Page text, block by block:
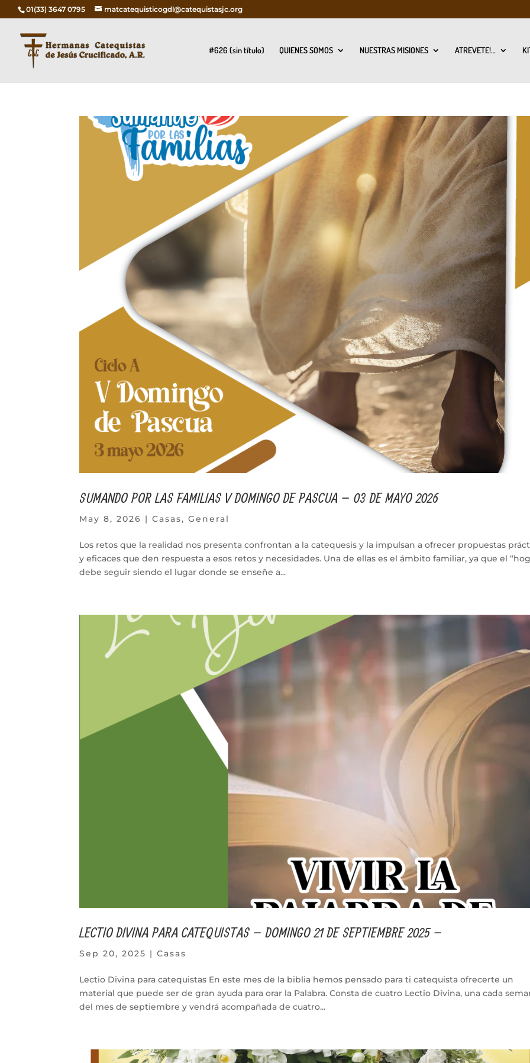
01(33) 3647 0795 matcatequisticogdl@catequistasjc.org
#626 (sin título) QUIENES SOMOS NUESTRAS MISIONES ATREVETE!…
SUMANDO POR LAS FAMILIAS V DOMINGO DE PASCUA – 03 DE MAYO 2026
May 8, 2026 |Casas,General
Los retos que la realidad nos presenta confrontan a la catequesis y la impulsan a ofrecer propuestas
y eficaces que den respuesta a esos retos y necesidades. Una de ellas es el ámbito familiar, ya que el
debe seguir siendo el lugar donde se enseñe a...
LECTIO DIVINA PARA CATEQUISTAS – DOMINGO 21 DE SEPTIEMBRE 2025 –
Sep 20, 2025 |Casas
Lectio Divina para catequistas En este mes de la biblia hemos pensado para ti catequista ofrecerte un
material que puede ser de gran ayuda para orar la Palabra. Consta de cuatro Lectio Divina, una cada
del mes de septiembre y vendrá acompañada de cuatro...